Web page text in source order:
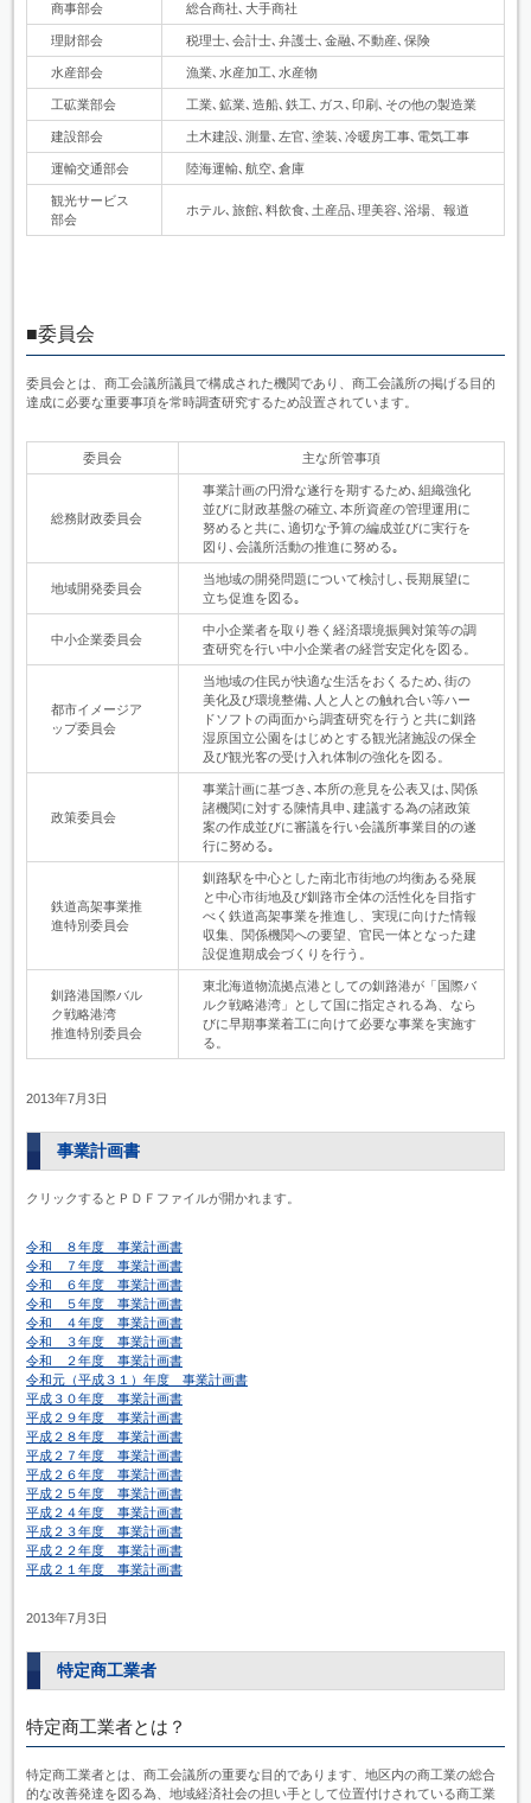
商事部会 総合商社､大手商社
理財部会 税理士､会計士､弁護士､金融､不動産､保険
水産部会 漁業､水産加工､水産物
工砿業部会 工業､鉱業､造船､鉄工､ガス､印刷､その他の製造業
建設部会 土木建設､測量､左官､塗装､冷暖房工事､電気工事
運輸交通部会 陸海運輸､航空､倉庫
観光サービス
部会
ホテル､旅館､料飲食､土産品､理美容､浴場、報道
■委員会
委員会とは、商工会議所議員で構成された機関であり、商工会議所の掲げる目的
達成に必要な重要事項を常時調査研究するため設置されています。
委員会 主な所管事項
総務財政委員会
事業計画の円滑な遂行を期するため､組織強化
並びに財政基盤の確立､本所資産の管理運用に
努めると共に､適切な予算の編成並びに実行を
図り､会議所活動の推進に努める｡
地域開発委員会
当地域の開発問題について検討し､長期展望に
立ち促進を図る｡
中小企業委員会
中小企業者を取り巻く経済環境振興対策等の調
査研究を行い中小企業者の経営安定化を図る。
都市イメージア
ップ委員会
当地域の住民が快適な生活をおくるため､街の
美化及び環境整備､人と人との触れ合い等ハー
ドソフトの両面から調査研究を行うと共に釧路
湿原国立公園をはじめとする観光諸施設の保全
及び観光客の受け入れ体制の強化を図る。
政策委員会
事業計画に基づき､本所の意見を公表又は､関係
諸機関に対する陳情具申､建議する為の諸政策
案の作成並びに審議を行い会議所事業目的の遂
行に努める｡
鉄道高架事業推
進特別委員会
釧路駅を中心とした南北市街地の均衡ある発展
と中心市街地及び釧路市全体の活性化を目指す
べく鉄道高架事業を推進し、実現に向けた情報
収集、関係機関への要望、官民一体となった建
設促進期成会づくりを行う。
釧路港国際バル
ク戦略港湾
推進特別委員会
東北海道物流拠点港としての釧路港が「国際バ
ルク戦略港湾」として国に指定される為、なら
びに早期事業着工に向けて必要な事業を実施す
る。
2013年7月3日
事業計画書
クリックするとＰＤＦファイルが開かれます。
令和 ８年度 事業計画書
令和 ７年度 事業計画書
令和 ６年度 事業計画書
令和 ５年度 事業計画書
令和 ４年度 事業計画書
令和 ３年度 事業計画書
令和 ２年度 事業計画書
令和元（平成３１）年度 事業計画書
平成３０年度 事業計画書
平成２９年度 事業計画書
平成２８年度 事業計画書
平成２７年度 事業計画書
平成２６年度 事業計画書
平成２５年度 事業計画書
平成２４年度 事業計画書
平成２３年度 事業計画書
平成２２年度 事業計画書
平成２１年度 事業計画書
2013年7月3日
特定商工業者
特定商工業者とは？
特定商工業者とは、商工会議所の重要な目的であります、地区内の商工業の総合
的な改善発達を図る為、地域経済社会の担い手として位置付けされている商工業